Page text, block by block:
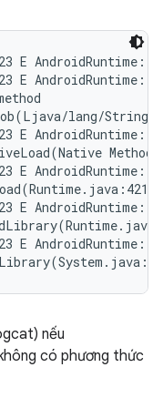
E AndroidRuntime:
E AndroidRuntime:
lang/
E AndroidRuntime:
Method)
E AndroidRuntime:
E AndroidRuntime:
E AndroidRuntime:
nếu
có phương thức